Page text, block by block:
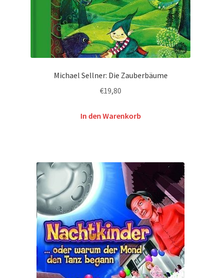
Michael Sellner: Die Zauberbäume
€19,80
In den Warenkorb